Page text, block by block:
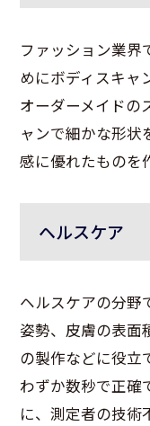
ファッション業界
めにボディスキャ
オーダーメイドの
ャンで細かな形状
感に優れたものを
ヘルスケア
ヘルスケアの分野
姿勢、皮膚の表面
の製作などに役立
わずか数秒で正確
に、測定者の技術